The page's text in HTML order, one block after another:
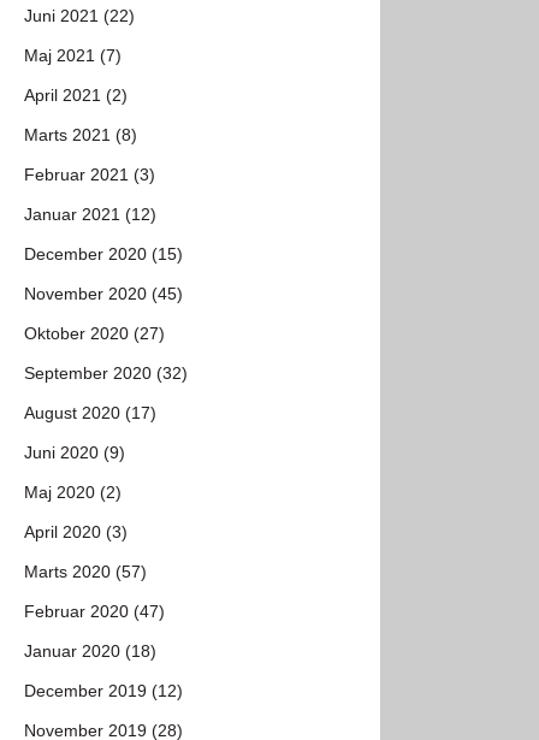
Juni 2021 (22)
Maj 2021 (7)
April 2021 (2)
Marts 2021 (8)
Februar 2021 (3)
Januar 2021 (12)
December 2020 (15)
November 2020 (45)
Oktober 2020 (27)
September 2020 (32)
August 2020 (17)
Juni 2020 (9)
Maj 2020 (2)
April 2020 (3)
Marts 2020 (57)
Februar 2020 (47)
Januar 2020 (18)
December 2019 (12)
November 2019 (28)